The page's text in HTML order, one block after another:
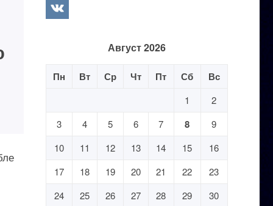
Август 2026
Пн Вт Ср Чт Пт Сб Вс
1
2
3
4 5 6 7 8
9
10
11 12 13 14 15
16
17
18 19 20 21 22
23
24
25 26 27 28 29
30